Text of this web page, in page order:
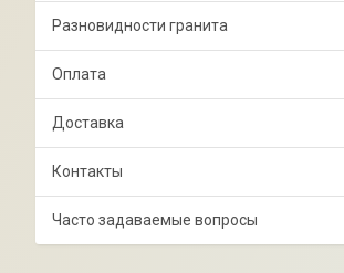
Разновидности гранита
Оплата
Доставка
Контакты
Часто задаваемые вопросы